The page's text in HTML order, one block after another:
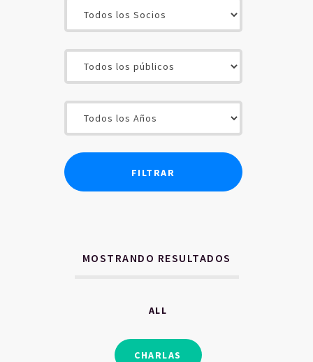
CONTENIDOS
SOCIOS
MOSTRANDO RESULTADOS
ALL
CHARLAS